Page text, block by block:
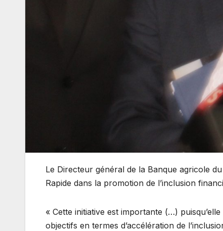
Le Directeur général de la Banque agricole
Rapide dans la promotion de l’inclusion
« Cette initiative est importante (…)
objectifs en termes d’accélération de